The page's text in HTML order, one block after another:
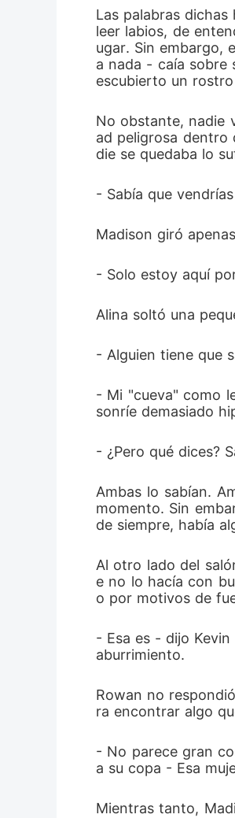
Las palabras
leer labios, de
ugar. Sin embargo,
a nada - caía sobre
escubierto un
No obstante, nadie
ad peligrosa dentro
die se quedaba lo
- Sabía que
Madison giró
- Solo estoy aquí
Alina soltó una
- Alguien tiene que
- Mi "cueva" como
sonríe demasiado
- ¿Pero qué dices?
Ambas lo sabían.
momento. Sin
de siempre, había
Al otro lado del
e no lo hacía con
o por motivos de
- Esa es - dijo
aburrimiento.
Rowan no
ra encontrar algo
- No parece gran
a su copa - Esa
Mientras tanto,